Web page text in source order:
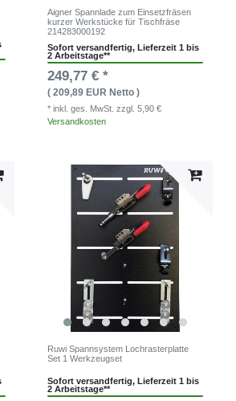
Aigner Spannlade zum Einsetzfräsen
kurzer Werkstücke für Tischfräse
214283000192
Sofort versandfertig, Lieferzeit 1 bis
2 Arbeitstage**
249,77 € *
( 209,89 EUR Netto )
* inkl. ges. MwSt.zzgl. 5,90 €
Versandkosten
Ruwi Spannsystem Lochrasterplatte
Set 1 Werkzeugset
Sofort versandfertig, Lieferzeit 1 bis
2 Arbeitstage**